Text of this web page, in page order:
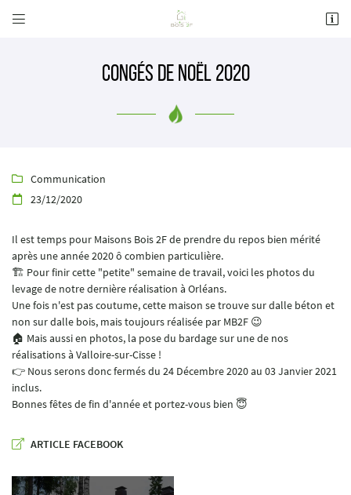
 
 Adresse email de réception
 Recopier le code ci-contre
Rafraîchir le captcha
formulaire de désinscription
Inscription
Congés de Noël 2020
 Communication
 23/12/2020
Il est temps pour Maisons Bois 2F de prendre du repos bien mérité
après une année 2020 ô combien particulière.
🏗 Pour finir cette "petite" semaine de travail, voici les photos du
levage de notre dernière réalisation à Orléans.
Une fois n'est pas coutume, cette maison se trouve sur dalle béton et
non sur dalle bois, mais toujours réalisée par MB2F 😉
🏠 Mais aussi en photos, la pose du bardage sur une de nos
réalisations à Valloire-sur-Cisse !
👉 Nous serons donc fermés du 24 Décembre 2020 au 03 Janvier 2021
inclus.
Bonnes fêtes de fin d'année et portez-vous bien 😇
ARTICLE FACEBOOK